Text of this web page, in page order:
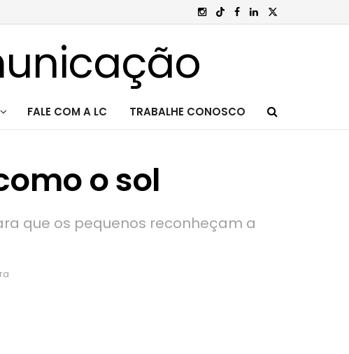
FALE COM A LC TRABALHE CONOSCO
o sol
que os pequenos reconheçam a